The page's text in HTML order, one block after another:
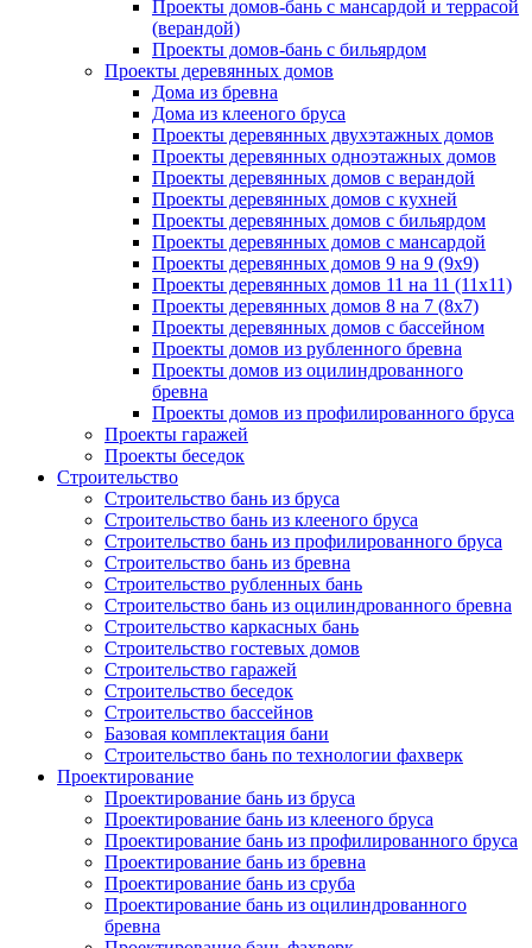
Проекты домов-бань с мансардой и террасой
(верандой)
Проекты домов-бань с бильярдом
Проекты деревянных домов
Дома из бревна
Дома из клееного бруса
Проекты деревянных двухэтажных домов
Проекты деревянных одноэтажных домов
Проекты деревянных домов с верандой
Проекты деревянных домов с кухней
Проекты деревянных домов с бильярдом
Проекты деревянных домов с мансардой
Проекты деревянных домов 9 на 9 (9x9)
Проекты деревянных домов 11 на 11 (11x11)
Проекты деревянных домов 8 на 7 (8x7)
Проекты деревянных домов с бассейном
Проекты домов из рубленного бревна
Проекты домов из оцилиндрованного
бревна
Проекты домов из профилированного бруса
Проекты гаражей
Проекты беседок
Строительство
Строительство бань из бруса
Строительство бань из клееного бруса
Строительство бань из профилированного бруса
Строительство бань из бревна
Строительство рубленных бань
Строительство бань из оцилиндрованного бревна
Строительство каркасных бань
Строительство гостевых домов
Строительство гаражей
Строительство беседок
Строительство бассейнов
Базовая комплектация бани
Строительство бань по технологии фахверк
Проектирование
Проектирование бань из бруса
Проектирование бань из клееного бруса
Проектирование бань из профилированного бруса
Проектирование бань из бревна
Проектирование бань из сруба
Проектирование бань из оцилиндрованного
бревна